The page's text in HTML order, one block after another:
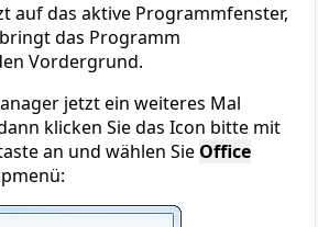
auf das aktive Programmfenster,
das Programm
Vordergrund.
jetzt ein weiteres Mal
klicken Sie das Icon bitte mit
an und wählen Sie Office